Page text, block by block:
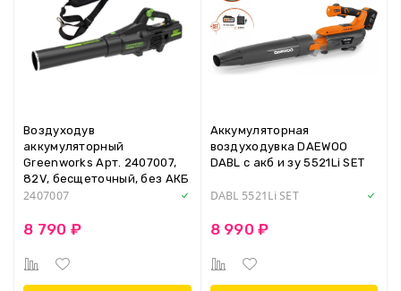
Воздуходув
аккумуляторный
Greenworks Арт. 2407007,
82V, бесщеточный, без АКБ
и ЗУ
2407007
8 790 ₽
Аккумуляторная
воздуходувка DAEWOO
DABL с акб и зу 5521Li SET
DABL 5521Li SET
8 990 ₽